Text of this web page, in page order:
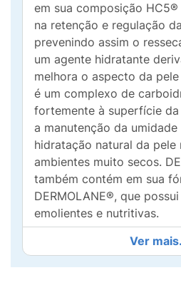
em sua composição
na retenção e regulação
prevenindo assim o
um agente hidratante
melhora o aspecto da
é um complexo de
fortemente à superfície
a manutenção da
hidratação natural da pele
ambientes muito secos.
também contém em sua
DERMOLANE®, que
emolientes e nutritivas.
mantém
por 24 horas após a
Ver